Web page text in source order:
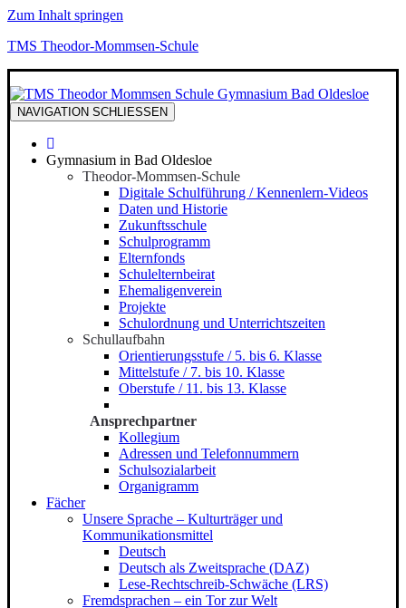
Zum Inhalt springen
TMS Theodor-Mommsen-Schule
NAVIGATION SCHLIESSEN
Gymnasium in Bad Oldesloe
Theodor-Mommsen-Schule
Digitale Schulführung / Kennenlern-Videos
Daten und Historie
Zukunftsschule
Schulprogramm
Elternfonds
Schulelternbeirat
Ehemaligenverein
Projekte
Schulordnung und Unterrichtszeiten
Schullaufbahn
Orientierungsstufe / 5. bis 6. Klasse
Mittelstufe / 7. bis 10. Klasse
Oberstufe / 11. bis 13. Klasse
Ansprechpartner
Kollegium
Adressen und Telefonnummern
Schulsozialarbeit
Organigramm
Fächer
Unsere Sprache – Kulturträger und
Kommunikationsmittel
Deutsch
Deutsch als Zweitsprache (DAZ)
Lese-Rechtschreib-Schwäche (LRS)
Fremdsprachen – ein Tor zur Welt